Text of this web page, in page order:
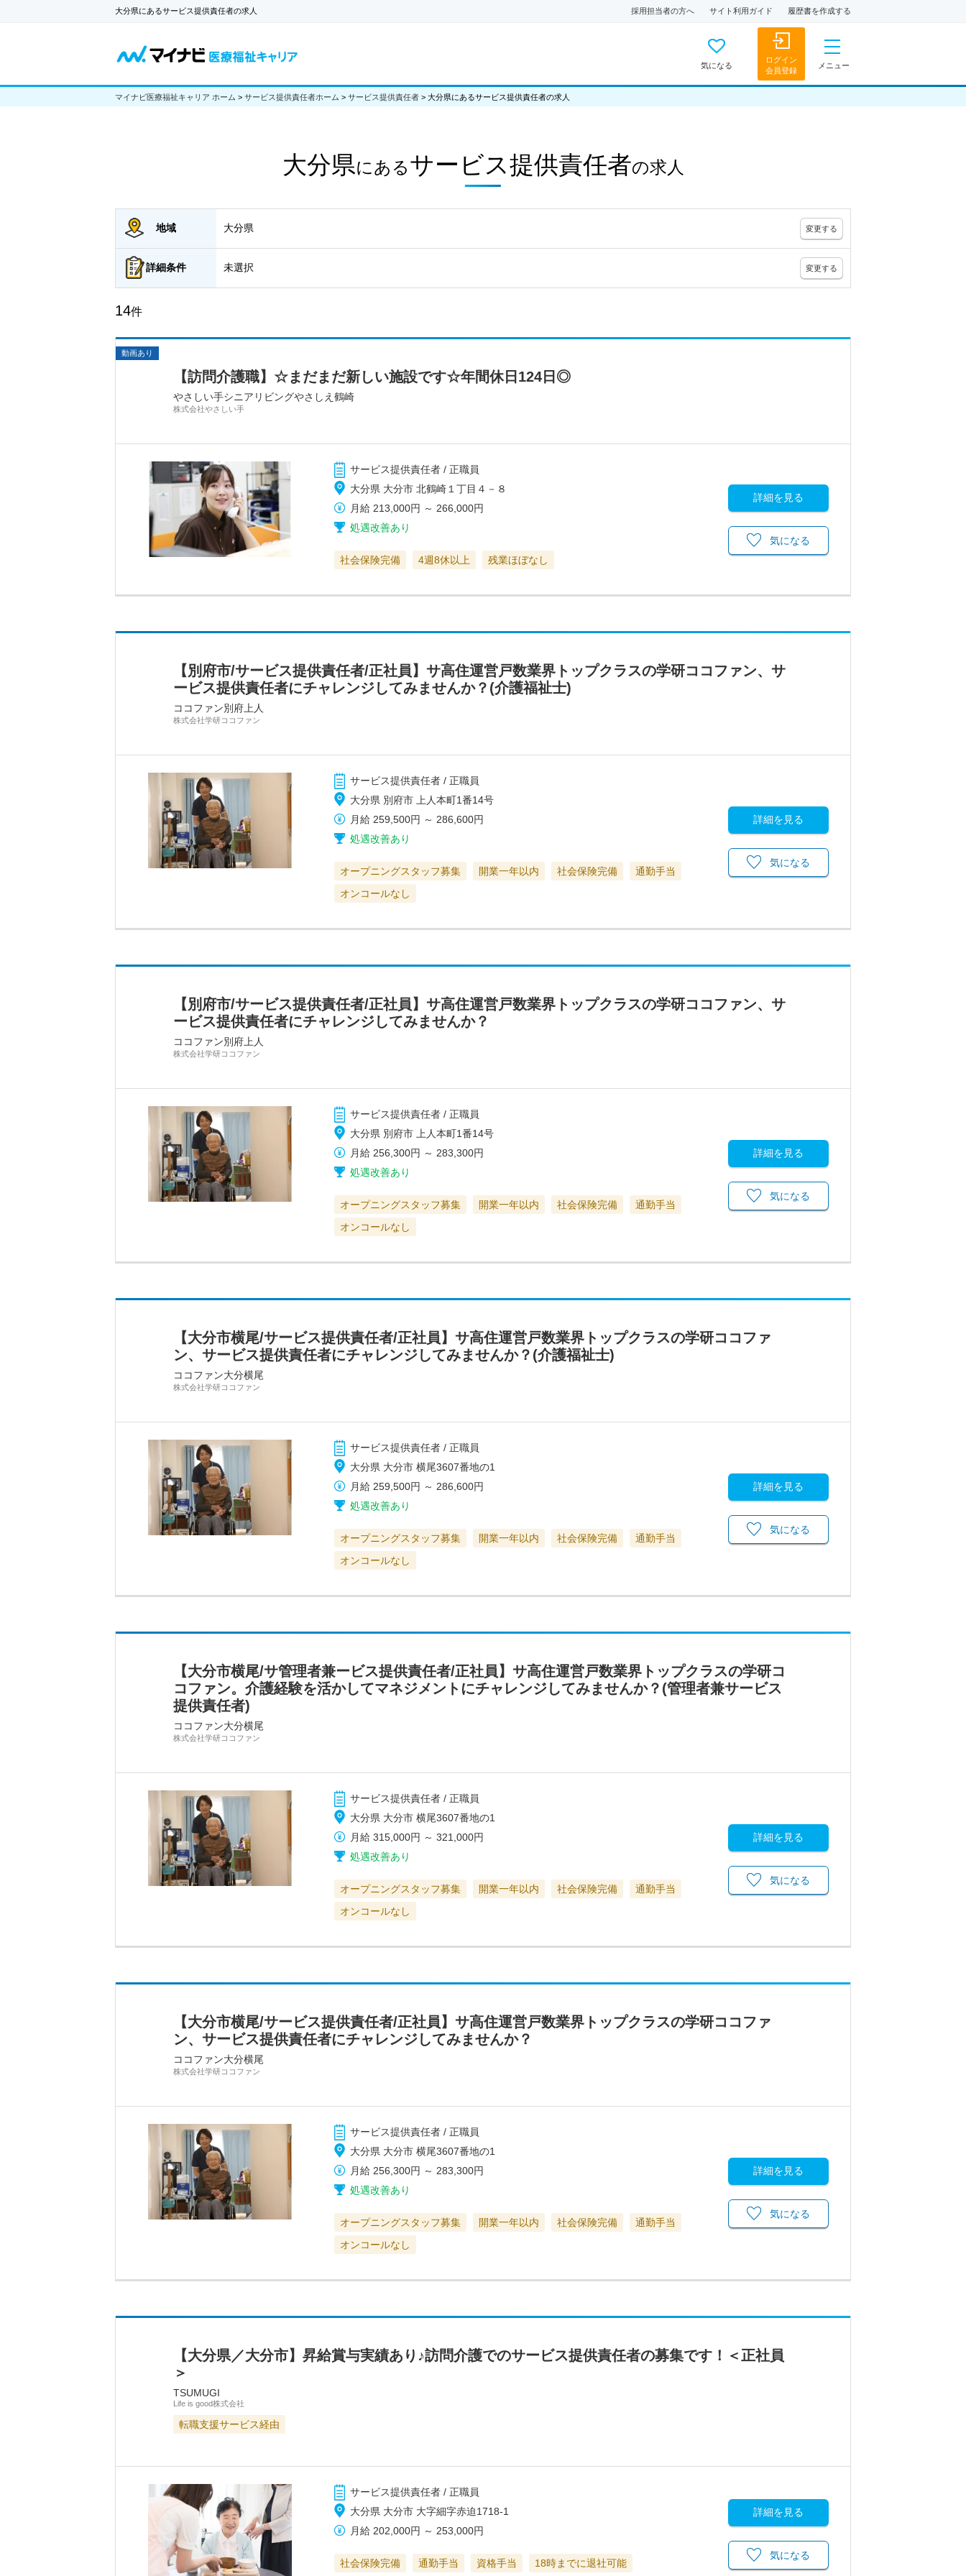
大分県にあるサービス提供責任者の求人 採用担当者の方へ サイト利用ガイド 履歴書を作成する
気になる
ログイン
会員登録
メニュー
マイナビ医療福祉キャリア ホーム > サービス提供責任者ホーム > サービス提供責任者 > 大分県にあるサービス提供責任者の求人
大分県にあるサービス提供責任者の求人
地域 大分県 変更する
詳細条件 未選択 変更する
14件
動画あり
【訪問介護職】☆まだまだ新しい施設です☆年間休日124日◎
やさしい手シニアリビングやさしえ鶴崎
株式会社やさしい手
サービス提供責任者 / 正職員
大分県 大分市 北鶴崎１丁目４－８
月給 213,000円 ～ 266,000円
処遇改善あり
社会保険完備 4週8休以上 残業ほぼなし
詳細を見る
気になる
【別府市/サービス提供責任者/正社員】サ高住運営戸数業界トップクラスの学研ココファン、サ
ービス提供責任者にチャレンジしてみませんか？(介護福祉士)
ココファン別府上人
株式会社学研ココファン
サービス提供責任者 / 正職員
大分県 別府市 上人本町1番14号
月給 259,500円 ～ 286,600円
処遇改善あり
オープニングスタッフ募集 開業一年以内 社会保険完備
通勤手当
オンコールなし
詳細を見る
気になる
【別府市/サービス提供責任者/正社員】サ高住運営戸数業界トップクラスの学研ココファン、サ
ービス提供責任者にチャレンジしてみませんか？
ココファン別府上人
株式会社学研ココファン
サービス提供責任者 / 正職員
大分県 別府市 上人本町1番14号
月給 256,300円 ～ 283,300円
処遇改善あり
オープニングスタッフ募集 開業一年以内 社会保険完備
通勤手当
オンコールなし
詳細を見る
気になる
【大分市横尾/サービス提供責任者/正社員】サ高住運営戸数業界トップクラスの学研ココファ
ン、サービス提供責任者にチャレンジしてみませんか？(介護福祉士)
ココファン大分横尾
株式会社学研ココファン
サービス提供責任者 / 正職員
大分県 大分市 横尾3607番地の1
月給 259,500円 ～ 286,600円
処遇改善あり
オープニングスタッフ募集 開業一年以内 社会保険完備
通勤手当
オンコールなし
詳細を見る
気になる
【大分市横尾/サ管理者兼ービス提供責任者/正社員】サ高住運営戸数業界トップクラスの学研コ
コファン。介護経験を活かしてマネジメントにチャレンジしてみませんか？(管理者兼サービス
提供責任者)
ココファン大分横尾
株式会社学研ココファン
サービス提供責任者 / 正職員
大分県 大分市 横尾3607番地の1
月給 315,000円 ～321,000円
処遇改善あり
オープニングスタッフ募集 開業一年以内 社会保険完備
通勤手当
オンコールなし
詳細を見る
気になる
【大分市横尾/サービス提供責任者/正社員】サ高住運営戸数業界トップクラスの学研ココファ
ン、サービス提供責任者にチャレンジしてみませんか？
ココファン大分横尾
株式会社学研ココファン
サービス提供責任者 / 正職員
大分県 大分市 横尾3607番地の1
月給 256,300円 ～ 283,300円
処遇改善あり
オープニングスタッフ募集 開業一年以内 社会保険完備
通勤手当
オンコールなし
詳細を見る
気になる
【大分県／大分市】昇給賞与実績あり♪訪問介護でのサービス提供責任者の募集です！＜正社員
＞
TSUMUGI
Life is good株式会社
転職支援サービス経由
サービス提供責任者 / 正職員
大分県 大分市 大字細字赤迫1718-1
月給 202,000円 ～ 253,000円
社会保険完備 通勤手当 資格手当 18時までに退社可能
詳細を見る
気になる